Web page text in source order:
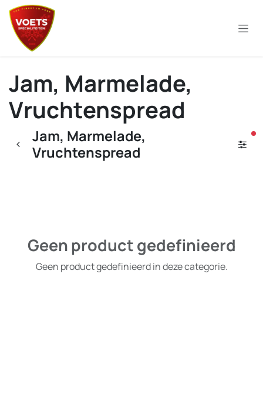
Overslaan naar inhoud
Jam, Marmelade,
Vruchtenspread
Jam, Marmelade,
Vruchtenspread
Geen product gedefinieerd
Geen product gedefinieerd in deze categorie.